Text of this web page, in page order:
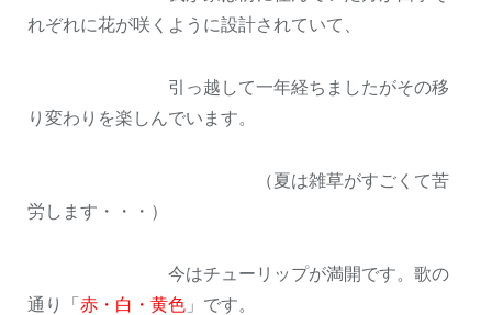
れぞれに花が咲くように設計されていて、
引っ越して一年経ちましたがその移
り変わりを楽しんでいます。
（夏は雑草がすごくて苦
労します・・・）
今はチューリップが満開です。歌の
通り
「 赤・白・黄色 」 です。